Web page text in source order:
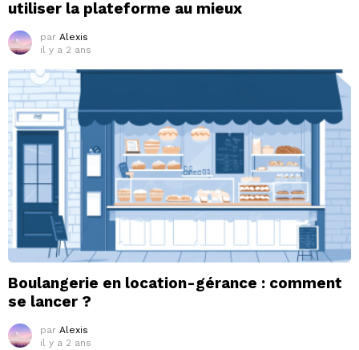
utiliser la plateforme au mieux
par Alexis
il y a 2 ans
Boulangerie en location-gérance : comment
se lancer ?
par Alexis
il y a 2 ans